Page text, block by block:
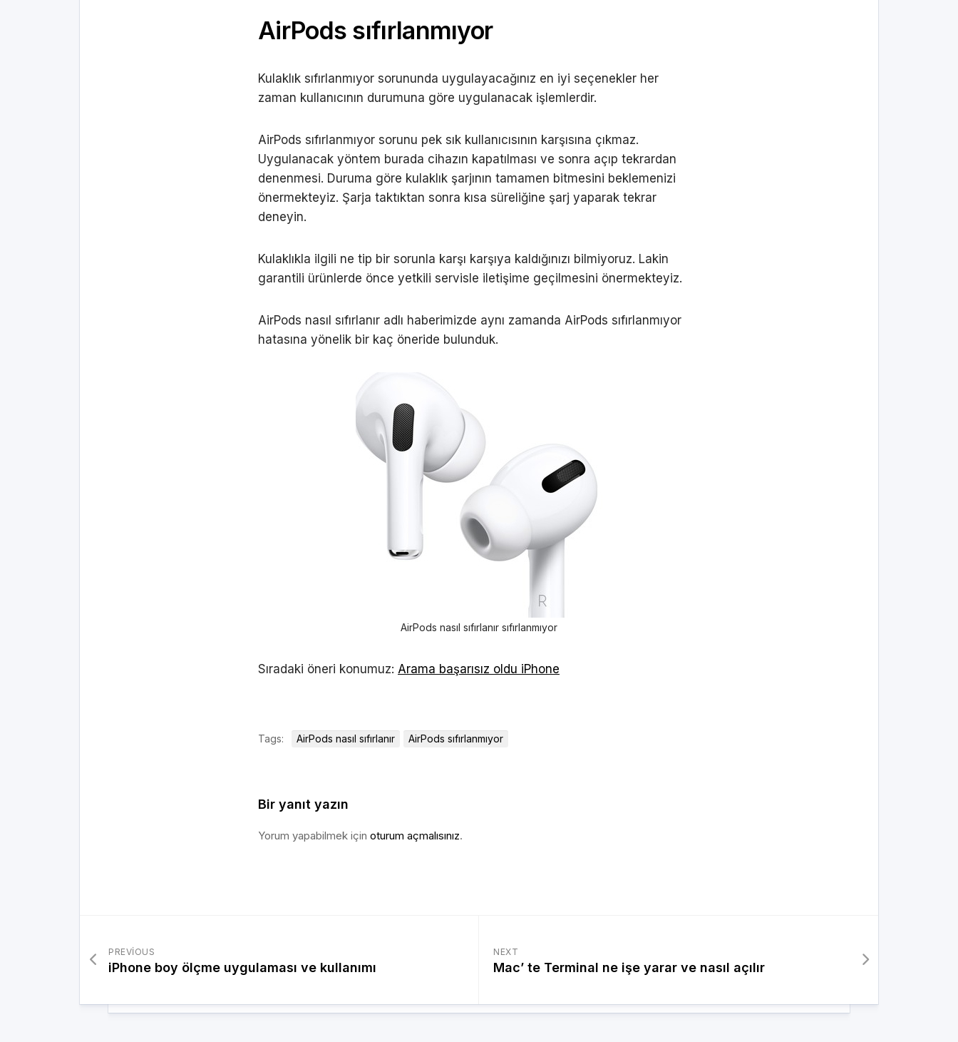
AirPods sıfırlanmıyor
Kulaklık sıfırlanmıyor sorununda uygulayacağınız en iyi seçenekler her
zaman kullanıcının durumuna göre uygulanacak işlemlerdir.
AirPods sıfırlanmıyor sorunu pek sık kullanıcısının karşısına çıkmaz.
Uygulanacak yöntem burada cihazın kapatılması ve sonra açıp tekrardan
denenmesi. Duruma göre kulaklık şarjının tamamen bitmesini beklemenizi
önermekteyiz. Şarja taktıktan sonra kısa süreliğine şarj yaparak tekrar
deneyin.
Kulaklıkla ilgili ne tip bir sorunla karşı karşıya kaldığınızı bilmiyoruz. Lakin
garantili ürünlerde önce yetkili servisle iletişime geçilmesini önermekteyiz.
AirPods nasıl sıfırlanır adlı haberimizde aynı zamanda AirPods sıfırlanmıyor
hatasına yönelik bir kaç öneride bulunduk.
AirPods nasıl sıfırlanır sıfırlanmıyor
Sıradaki öneri konumuz: Arama başarısız oldu iPhone
Tags: AirPods nasıl sıfırlanır AirPods sıfırlanmıyor
Bir yanıt yazın
Yorum yapabilmek için oturum açmalısınız.
NEXT
Mac’ te Terminal ne işe yarar ve nasıl açılır
PREVIOUS
iPhone boy ölçme uygulaması ve kullanımı